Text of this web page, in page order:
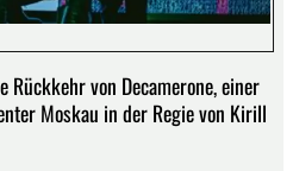
von Decamerone, einer
Moskau in der Regie von Kirill